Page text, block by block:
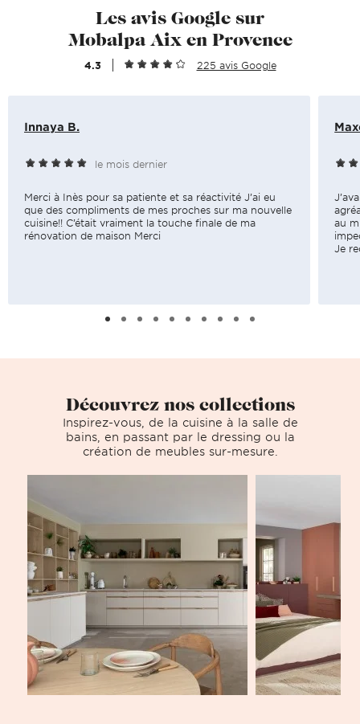
Les avis Google sur
Mobalpa Aix en Provence
4.3 225 avis Google
Innaya B.
le mois dernier
Merci à Inès pour sa patiente et sa réactivité J’ai eu
que des compliments de mes proches sur ma nouvelle
cuisine!! C’était vraiment la touche finale de ma
rénovation de maison Merci
au
Je
Découvrez nos collections
Inspirez-vous, de la cuisine à la salle de
bains, en passant par le dressing ou la
création de meubles sur-mesure.